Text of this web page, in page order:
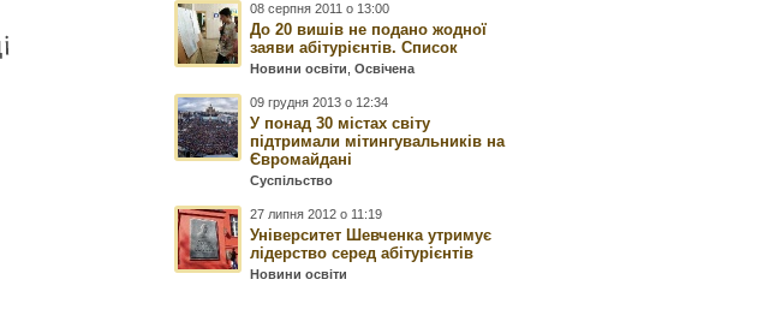
08 серпня 2011 о 13:00
До 20 вишів не подано жодної
заяви абітурієнтів. Список
Новини освіти ,Освічена
09 грудня 2013 о 12:34
У понад 30 містах світу
підтримали мітингувальників на
Євромайдані
Суспільство
27 липня 2012 о 11:19
Університет Шевченка утримує
лідерство серед абітурієнтів
Новини освіти